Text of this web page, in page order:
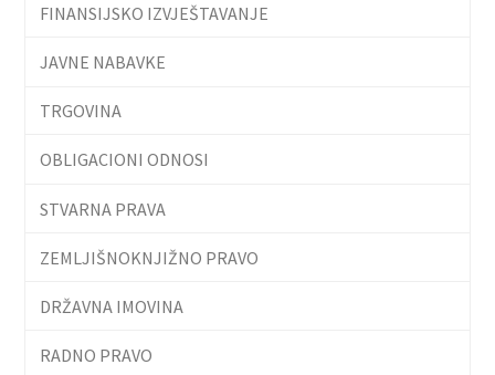
FINANSIJSKO IZVJEŠTAVANJE
JAVNE NABAVKE
TRGOVINA
OBLIGACIONI ODNOSI
STVARNA PRAVA
ZEMLJIŠNOKNJIŽNO PRAVO
DRŽAVNA IMOVINA
RADNO PRAVO